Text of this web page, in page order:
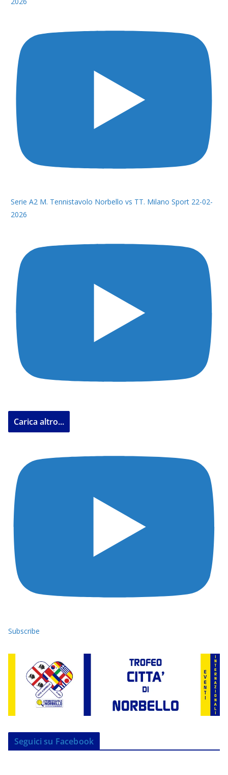
Serie A2 M. Tennistavolo Norbello vs TT. Milano Sport 22-02-
2026
Carica altro...
Subscribe
Seguici su Facebook